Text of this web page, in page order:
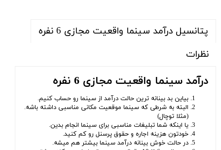
پتانسیل درآمد سینما واقعیت مجازی 6 نفره
نظرات
درآمد سینما واقعیت مجازی 6 نفره
بیاین بد بینانه ترین حالت درآمد از سینما رو حساب کنیم.
البته به شرطی که سینما موقعیت مکانی مناسبی داشته باشه.
(مثلا توچال)
یا اینکه شما تبلیغات مناسبی برای سینما انجام بدین.
خودتون هزینه اجاره و حقوق پرسنل رو کم کنید.
در حالت خوش بینانه درآمد سینما بیشتر هم میشه.